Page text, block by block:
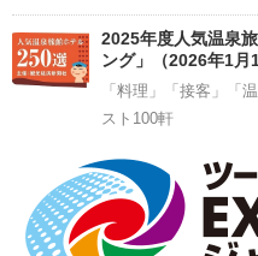
2025年度人気温泉
ング」（2026年1月
「料理」「接客」「
スト100軒